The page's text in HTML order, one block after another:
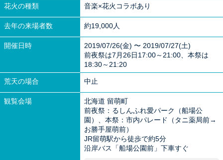
花火の種類 音楽×花火コラボあり
去年の来場者数 約19,000人
開催日時
2019/07/26(金) 〜 2019/07/27(土)
前夜祭は7月26日17:00～21:00、本祭は
18:30～21:20
荒天の場合 中止
観覧会場
北海道 留萌町
前夜祭：るしんふれ愛パーク（船場公
園）、本祭：市内パレード（タニ薬局前→
お勝手屋萌前）
JR留萌駅から徒歩で約5分
沿岸バス「船場公園前」下車すぐ